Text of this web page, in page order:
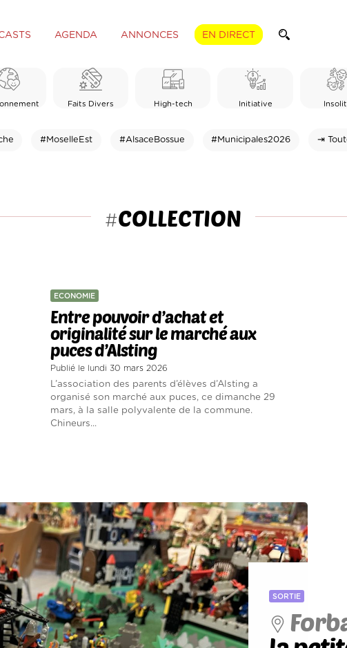
AGENDA ANNONCES EN DIRECT
Faits Divers High-tech Initiative
#MoselleEst #AlsaceBossue #Municipales2026 ⇥
#COLLECTION
ECONOMIE
Entre pouvoir d’achat et
originalité sur le marché aux
puces d’Alsting
Publié le lundi 30 mars 2026
L’association des parents d’élèves d’Alsting a
organisé son marché aux puces, ce dimanche 29
mars, à la salle polyvalente de la commune.
Chineurs...
SORTIE